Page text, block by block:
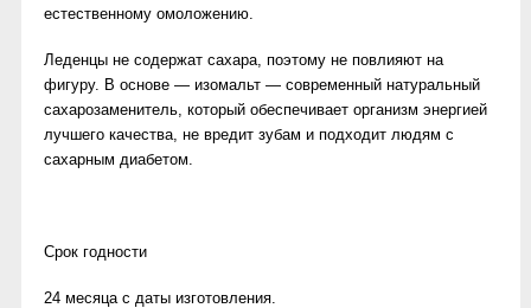
естественному омоложению.
Леденцы не содержат сахара, поэтому не повлияют на
фигуру. В основе — изомальт — современный натуральный
сахарозаменитель, который обеспечивает организм энергией
лучшего качества, не вредит зубам и подходит людям с
сахарным диабетом.
Срок годности
24 месяца с даты изготовления.